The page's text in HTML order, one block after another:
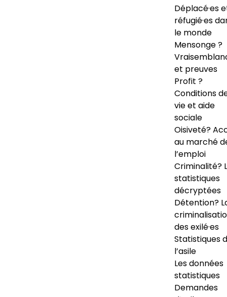
Déplacé·es
réfugié·es
le monde
Mensonge ?
et preuves
Profit ?
Conditions
vie et aide
sociale
Oisiveté?
au marché
l’emploi
Criminalité?
statistiques
décryptées
Détention?
des exilé·es
Statistiques
l’asile
Les données
statistiques
Demandes